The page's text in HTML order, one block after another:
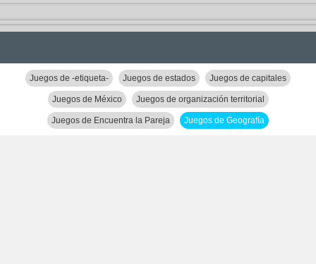
Juegos de -etiqueta- Juegos de estados Juegos de capitales
Juegos de México Juegos de organización territorial
Juegos de Encuentra la Pareja Juegos de Geografía